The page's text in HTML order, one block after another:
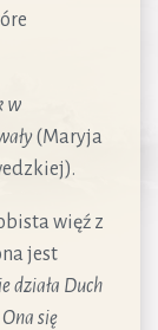
w
(Maryja
więź z
jest
działa Duch
się